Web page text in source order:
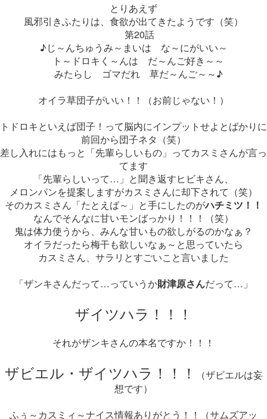
とりあえず
風邪引きふたりは、食欲が出てきたようです（笑）
第20話
♪じ～んちゅうみ～まいは な～にがいい～
ト～ドロキく～んは だ～んご好き～～
みたらし ゴマだれ 草だ～んご～～♪
オイラ草団子がいい！！（お前じゃない！）
トドロキといえば団子！って脳内にインプットせよとばかりに
前回から団子ネタ（笑）
差し入れにはもっと「先輩らしいもの」ってカスミさんが言っ
てます
「先輩らしいって…」と聞き返すヒビキさん、
メロンパンを提案しますがカスミさんに却下されて（笑）
そのカスミさん「たとえば～」と手にしたのがハチミツ！！
なんでそんなに甘いモンばっかり！！！（笑）
鬼は体力使うから、みんな甘いもの欲しがるのかなぁ？
オイラだったら梅干も欲しいなぁ～と思っていたら
カスミさん、サラリとすごいこと言いました
「ザンキさんだって…っていうか財津原さんだって…」
ザイツハラ！！！
それがザンキさんの本名ですか！！！
ザビエル・ザイツハラ！！！
（ザビエルは妄
想です）
ふぅ～カスミィ～ナイス情報ありがとう！！（サムズアッ